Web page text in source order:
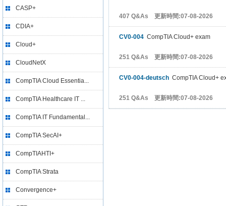
CASP+
CDIA+
Cloud+
CloudNetX
CompTIA Cloud Essentia...
CompTIA Healthcare IT ...
CompTIA IT Fundamental...
CompTIA SecAI+
CompTIAHTI+
CompTIA Strata
Convergence+
407 Q&As 更新時間:07-08-2026
CV0-004 CompTIA Cloud+ exam
251 Q&As 更新時間:07-08-2026
CV0-004-deutsch CompTIA Cloud+
251 Q&As 更新時間:07-08-2026